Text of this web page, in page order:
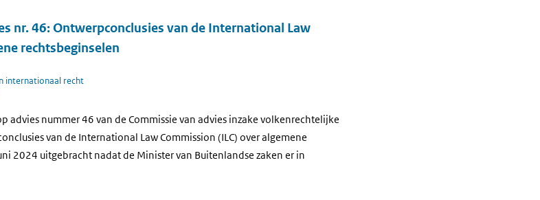
nr. 46: Ontwerpconclusies van de International Law
rechtsbeginselen
internationaal recht
advies nummer 46 van de Commissie van advies inzake volkenrechtelijke
van de International Law Commission (ILC) over algemene
2024 uitgebracht nadat de Minister van Buitenlandse zaken er in